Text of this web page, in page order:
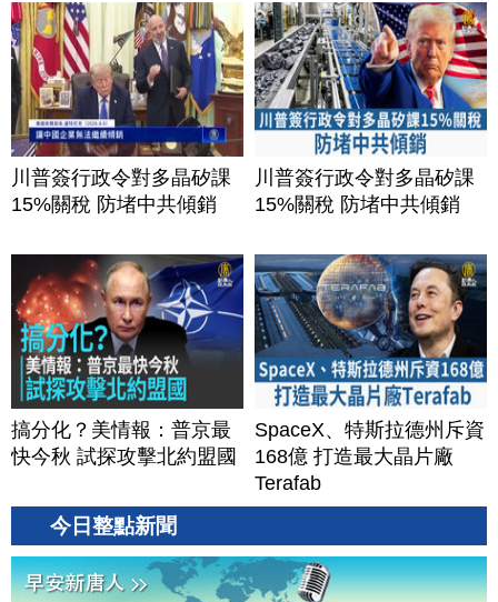
川普簽行政令對多晶矽課
15%關稅 防堵中共傾銷
川普簽行政令對多晶矽課
15%關稅 防堵中共傾銷
搞分化？美情報：普京最
快今秋 試探攻擊北約盟國
SpaceX、特斯拉德州斥資
168億 打造最大晶片廠
Terafab
今日整點新聞